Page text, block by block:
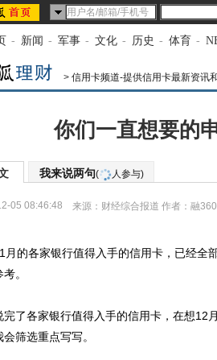
- 新闻 - 军事 - 文化 - 历史 - 体育 -
> 信用卡频道-提供信用卡最新资讯
你们一直想要的
我来说两句( 人参与)
05 08:46:48 来源： 财经综合报道 作者：融360
各家银行值得入手的信用卡，已经全
。
各家银行值得入手的信用卡，在想12
筛选重点写写。